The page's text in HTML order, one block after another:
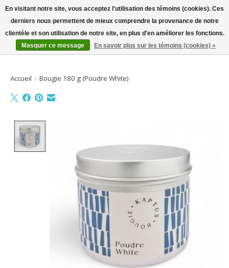
Bienvenue sur la boutique en ligne
Liste dePanier
Accueil / Bougie 180 g (Poudre White)
En visitant notre site, vous acceptez l'utilisation des témoins (cookies). Ces
derniers nous permettent de mieux comprendre la provenance de notre
clientèle et son utilisation de notre site, en plus d'en améliorer les fonctions.
Masquer ce message
En savoir plus sur les témoins (cookies) »